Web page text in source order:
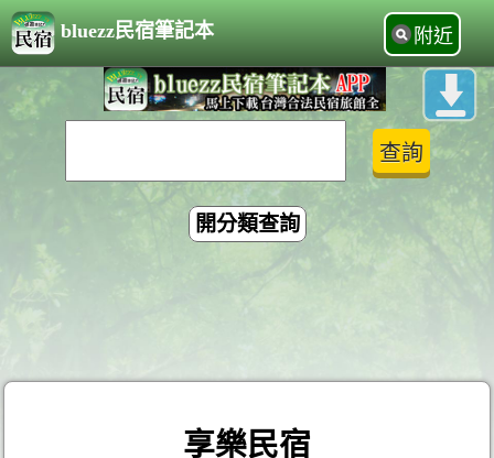
bluezz民宿筆記本 附近
開分類查詢
享樂民宿